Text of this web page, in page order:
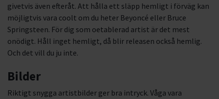
givetvis även efteråt. Att hålla ett släpp hemligt i förväg kan
möjligtvis vara coolt om du heter Beyoncé eller Bruce
Springsteen. För dig som oetablerad artist är det mest
onödigt. Håll inget hemligt, då blir releasen också hemlig.
Och det vill du ju inte.
Bilder
Riktigt snygga artistbilder ger bra intryck. Våga vara